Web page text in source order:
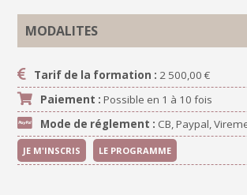
MODALITES
Tarif de la formation : 2 500,00 €
Paiement : Possible en 1 à 10 fois
Mode de réglement : CB, Paypal,
JE M'INSCRIS LE PROGRAMME